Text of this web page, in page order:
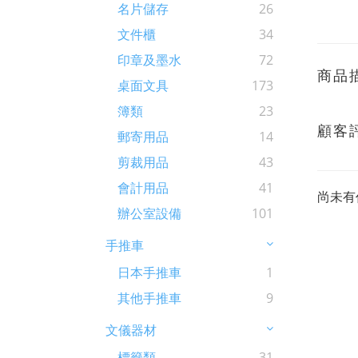
名片儲存
26
文件櫃
34
印章及墨水
72
桌面文具
173
簿類
23
郵寄用品
14
剪裁用品
43
會計用品
41
辦公室設備
101
手推車
日本手推車
1
其他手推車
9
文儀器材
商品
顧客
尚未